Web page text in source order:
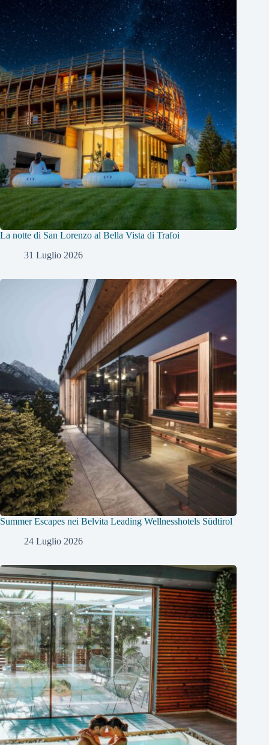
La notte di San Lorenzo al Bella Vista di Trafoi
31 Luglio 2026
Summer Escapes nei Belvita Leading Wellnesshotels Südtirol
24 Luglio 2026